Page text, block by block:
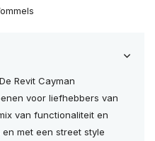
Revit Cayman
voor liefhebbers van
van functionaliteit en
met een street style